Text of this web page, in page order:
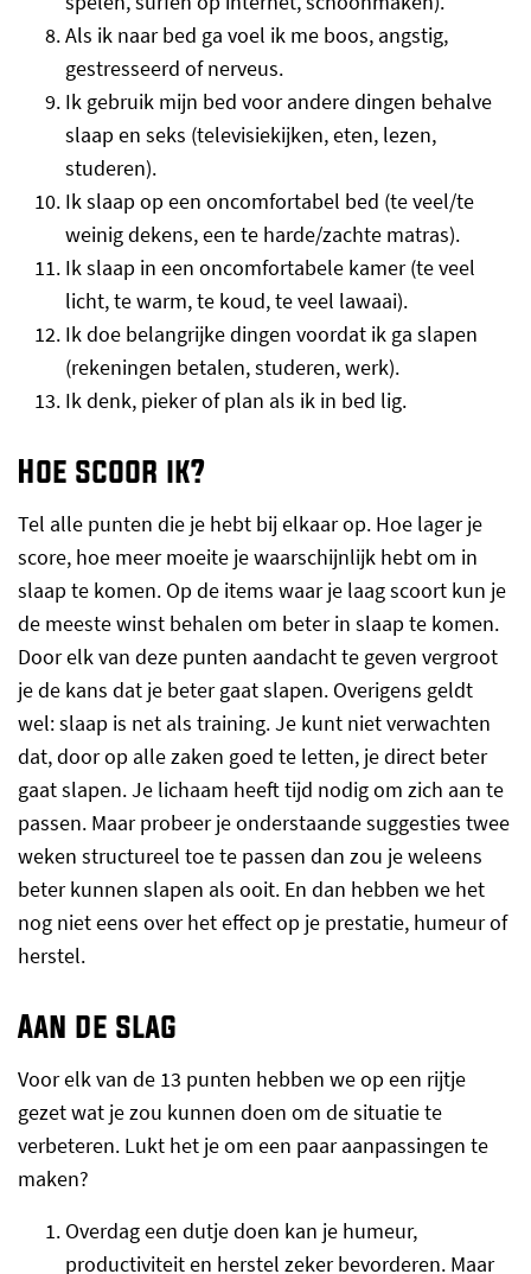
Als ik naar bed ga voel ik me boos, angstig,
gestresseerd of nerveus.
Ik gebruik mijn bed voor andere dingen behalve
slaap en seks (televisiekijken, eten, lezen,
studeren).
Ik slaap op een oncomfortabel bed (te veel/te
weinig dekens, een te harde/zachte matras).
Ik slaap in een oncomfortabele kamer (te veel
licht, te warm, te koud, te veel lawaai).
Ik doe belangrijke dingen voordat ik ga slapen
(rekeningen betalen, studeren, werk).
Ik denk, pieker of plan als ik in bed lig.
Hoe scoor ik?
Tel alle punten die je hebt bij elkaar op. Hoe lager je
score, hoe meer moeite je waarschijnlijk hebt om in
slaap te komen. Op de items waar je laag scoort kun je
de meeste winst behalen om beter in slaap te komen.
Door elk van deze punten aandacht te geven vergroot
je de kans dat je beter gaat slapen. Overigens geldt
wel: slaap is net als training. Je kunt niet verwachten
dat, door op alle zaken goed te letten, je direct beter
gaat slapen. Je lichaam heeft tijd nodig om zich aan te
passen. Maar probeer je onderstaande suggesties twee
weken structureel toe te passen dan zou je weleens
beter kunnen slapen als ooit. En dan hebben we het
nog niet eens over het effect op je prestatie, humeur of
herstel.
Aan de slag
Voor elk van de 13 punten hebben we op een rijtje
gezet wat je zou kunnen doen om de situatie te
verbeteren. Lukt het je om een paar aanpassingen te
maken?
Overdag een dutje doen kan je humeur,
productiviteit en herstel zeker bevorderen. Maar